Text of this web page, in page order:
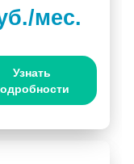
мес.
Узнать